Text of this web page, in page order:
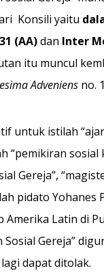
Konsili yaitu
(AA)dan Inter
itu muncul
Adveniens no.
untuk istilah
“pemikiran sosial
Gereja”,
pidato Yohanes
Amerika Latin di
Gereja”
dapat ditolak.